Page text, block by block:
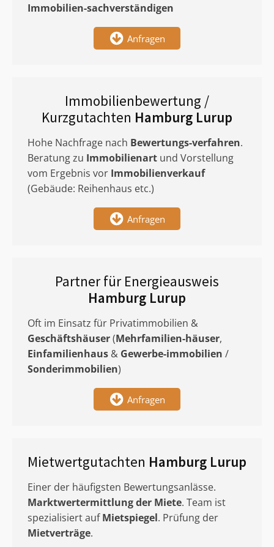
Immobilien-sachverständigen
Anfragen
Immobilienbewertung /
Kurzgutachten Hamburg Lurup
Hohe Nachfrage nach Bewertungs-verfahren.
Beratung zu Immobilienart und Vorstellung
vom Ergebnis vor Immobilienverkauf
(Gebäude: Reihenhaus etc.)
Anfragen
Partner für Energieausweis
Hamburg Lurup
Oft im Einsatz für Privatimmobilien &
Geschäftshäuser(Mehrfamilien-häuser,
Einfamilienhaus & Gewerbe-immobilien /
Sonderimmobilien)
Anfragen
Mietwertgutachten Hamburg Lurup
Einer der häufigsten Bewertungsanlässe.
Marktwertermittlungder Miete. Team ist
spezialisiert aufMietspiegel. Prüfung der
Mietverträge.